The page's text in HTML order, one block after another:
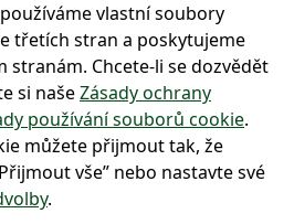
vlastní soubory
třetích stran a poskytujeme
stranám. Chcete-li se dozvědět
si našeZásady ochrany
používání souborů cookie.
můžete přijmout tak, že
vše” nebo nastavte své
.